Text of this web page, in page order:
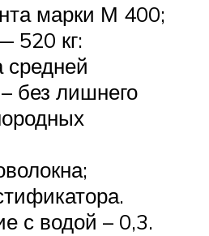
марки М 400;
520 кг:
средней
без лишнего
с водой – 0,3.